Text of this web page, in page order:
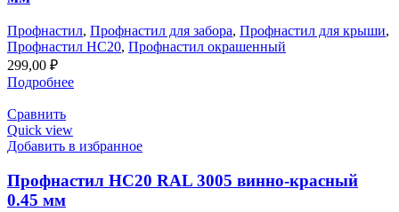
Профнастил, Профнастил для забора, Профнастил для крыши,
Профнастил НС20, Профнастил окрашенный
299,00 ₽
Подробнее
Сравнить
Quick view
Добавить в избранное
Профнастил НС20 RAL 3005 винно-красный
0.45 мм